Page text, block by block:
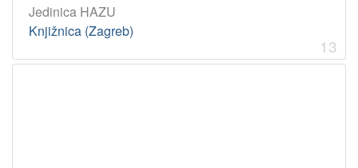
Jedinica HAZU
Knjižnica (Zagreb)
13